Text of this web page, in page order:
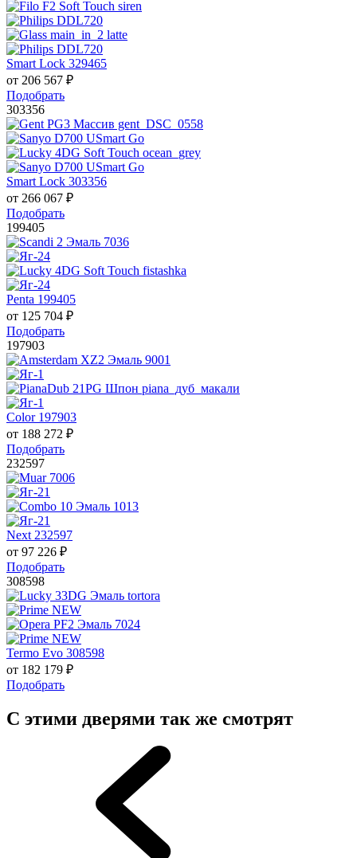
Smart Lock 329465
от 206 567 ₽
Подобрать
303356
Smart Lock 303356
от 266 067 ₽
Подобрать
199405
Penta 199405
от 125 704 ₽
Подобрать
197903
Color 197903
от 188 272 ₽
Подобрать
232597
Next 232597
от 97 226 ₽
Подобрать
308598
Termo Evo 308598
от 182 179 ₽
Подобрать
С этими дверями так же смотрят